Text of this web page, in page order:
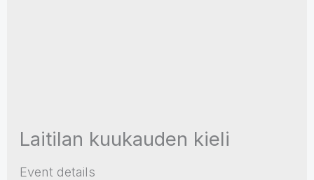
Laitilan kuukauden kieli
Event details